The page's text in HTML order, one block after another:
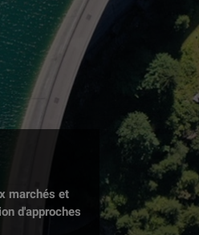
marchés et
d'approches